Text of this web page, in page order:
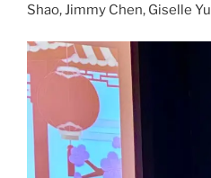
Shao, Jimmy Chen, Giselle Yu